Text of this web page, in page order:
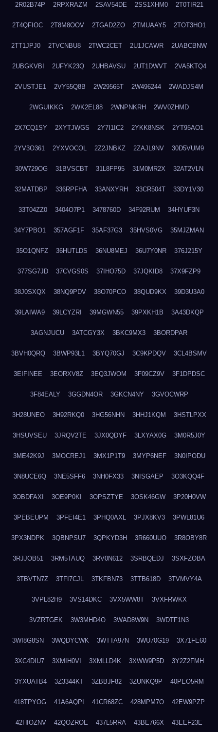
2R02B74P 2RPXRAZM 2SAV54DE 2SS1XHM0 2T0TIR21
2T4QFIOC 2T8M8OOV 2TGAD2ZO 2TMUAAY5 2TOT3HO1
2TT1JPJ0 2TVCNBU8 2TWC2CET 2U1JCAWR 2UABCBNW
2UBGKVBI 2UFYK23Q 2UHBAVSU 2UT1DWVT 2VA5KTQ4
2VUSTJE1 2VY55Q8B 2W29565T 2W496244 2WADJS4M
2WGUIKKG 2WK2EL88 2WNPNKRH 2WV0ZHMD
2X7CQ1SY 2XYTJWGS 2Y7I1IC2 2YKK8NSK 2YT95AO1
2YV3O361 2YXVOCOL 2Z2JNBKZ 2ZAJL9NV 30D5VUM9
30W729OG 31BVSCBT 31L8FP95 31M0MR2X 32AT2VLN
32MATDBP 336RPFHA 33ANXYRH 33CR504T 33DY1V30
33T04ZZ0 3404O7P1 3478760D 34F92RUM 34HYUF3N
34Y7PBO1 357AGF1F 35AF37G3 35HVS0VG 35MJZMAN
35O1QNFZ 36HUTLDS 36NU8MEJ 36U7Y0NR 376J215Y
377SG7JD 37CVGS0S 37IHO75D 37JQKID8 37X9FZP9
38J0SXQX 38NQ9PDV 38O70PCO 38QUD9KX 39D3U3A0
39LAIWA9 39LCYZRI 39MGWN55 39PXKH1B 3A43DKQP
3AGNJUCU 3ATCGY3X 3BKC9MX3 3BORDPAR
3BVH0QRQ 3BWP93L1 3BYQ70GJ 3C9KPDQV 3CL4BSMV
3EIFINEE 3EORXV8Z 3EQ3JWOM 3F09CZ9V 3F1DPDSC
3F84EALY 3GGDN4OR 3GKCN4NY 3GVOCWRP
3H28UNEO 3H92RKQ0 3HG56NHN 3HHJ1KQM 3HSTLPXX
3HSUVSEU 3JRQV2TE 3JX0QDYF 3LXYAX0G 3M0R5J0Y
3ME42K9J 3MOCREJ1 3MX1P1T9 3MYP6NEF 3N0IPODU
3N8UCE6Q 3NE5SFF6 3NH0FX33 3NISGAEP 3O3KQQ4F
3OBDFAXI 3OE9P0KI 3OPSZTYE 3OSK46GW 3P20H0VW
3PEBEUPM 3PFEI4E1 3PHQ0AXL 3PJX8KV3 3PWL81U6
3PX3NDPK 3QBNPSU7 3QPKYD3H 3R660UUO 3R8OBY8R
3RJJOB51 3RM5TAUQ 3RV0N612 3SRBQEDJ 3SXFZOBA
3TBVTN7Z 3TFI7CJL 3TKFBN73 3TTB618D 3TVMVY4A
3VPL82H9 3VS14DKC 3VX5WW8T 3VXFRWKX
3VZRTGEK 3W3MHD4O 3WAD8W9N 3WDTF1N3
3WI8G8SN 3WQDYCWK 3WTTA97N 3WU70G19 3X71FE60
3XC4DIU7 3XMIH0VI 3XMLLD4K 3XWW9P5D 3Y2Z2FMH
3YXUATB4 3Z3344KT 3ZBBJF82 3ZUNKQ9P 40PEO5RM
418TPYOG 41A6AQPI 41CR68ZC 428MPM7O 42EW9PZP
42HIOZNV 42QOZROE 437L5RRA 43BE766X 43EEF23E